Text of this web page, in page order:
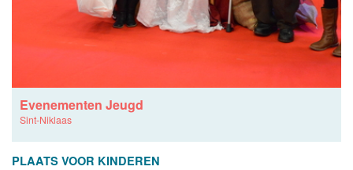
Evenementen Jeugd
Sint-Niklaas
PLAATS VOOR KINDEREN